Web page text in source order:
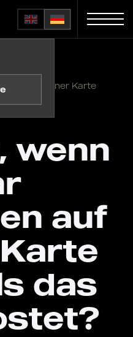
auf meiner Karte
wenn
auf
das